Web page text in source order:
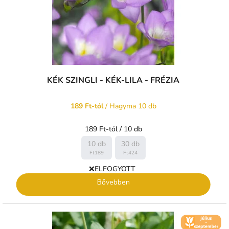
KÉK SZINGLI - KÉK-LILA - FRÉZIA
189 Ft-tól/ Hagyma 10 db
Egységár:
189 Ft-tól / 10 db
10 db
Ft189
30 db
Ft424
❌ELFOGYOTT
Bővebben
🌼 KVĚT -
ČERVENEC